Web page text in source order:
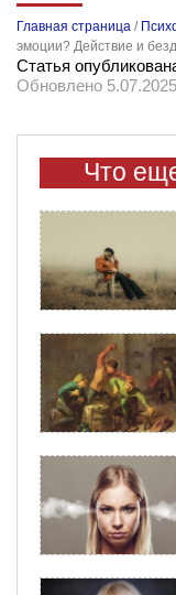
Главная страница /
эмоции? Действие и
Статья
Обновлено 5.07.2025
Что